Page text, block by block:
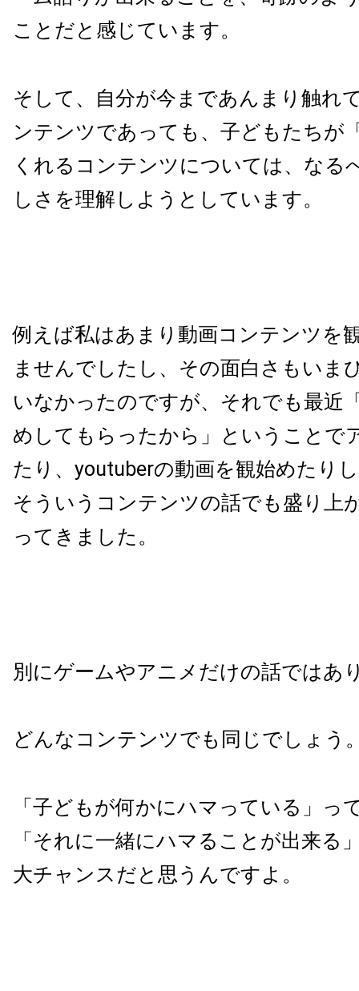
ことだと感じています。
そして、自分が今まであんまり触れ
ンテンツであっても、子どもたちが
くれるコンテンツについては、なる
しさを理解しようとしています。
例えば私はあまり動画コンテンツを
ませんでしたし、その面白さもいま
いなかったのですが、それでも最近
めしてもらったから」ということで
たり、youtuberの動画を観始めたり
そういうコンテンツの話でも盛り上
ってきました。
別にゲームやアニメだけの話ではあ
どんなコンテンツでも同じでしょう
「子どもが何かにハマっている」っ
「それに一緒にハマることが出来る
大チャンスだと思うんですよ。